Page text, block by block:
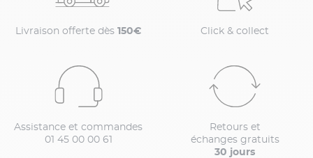
Livraison offerte dès 150€ Click & collect
Assistance et commandes
01 45 00 00 61
Retours et
échanges gratuits
30 jours